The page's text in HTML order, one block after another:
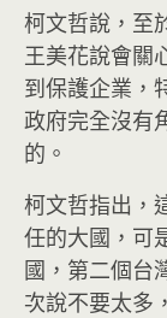
柯文哲說，至
王美花說會關
到保護企業，
政府完全沒有
的。
柯文哲指出，
任的大國，可
國，第二個台
次說不要太多